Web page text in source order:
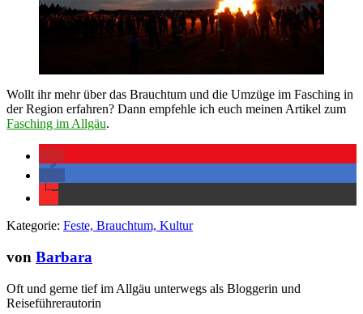
Wollt ihr mehr über das Brauchtum und die Umzüge im Fasching in
der Region erfahren? Dann empfehle ich euch meinen Artikel zum
Fasching im Allgäu.
Kategorie: Feste, Brauchtum, Kultur
von Barbara
Oft und gerne tief im Allgäu unterwegs als Bloggerin und
Reiseführerautorin